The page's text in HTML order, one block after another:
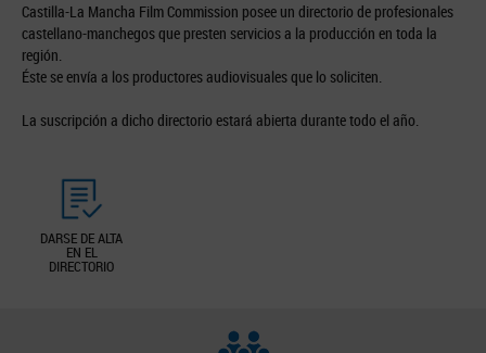
Castilla-La Mancha Film Commission posee un directorio de profesionales
castellano-manchegos que presten servicios a la producción en toda la
región.
Éste se envía a los productores audiovisuales que lo soliciten.
La suscripción a dicho directorio estará abierta durante todo el año.
DARSE DE ALTA
EN EL
DIRECTORIO